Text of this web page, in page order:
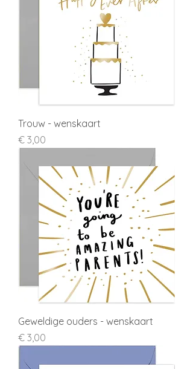
Trouw - wenskaart
Prijs
€ 3,00
Geweldige ouders - wenskaart
Prijs
€ 3,00